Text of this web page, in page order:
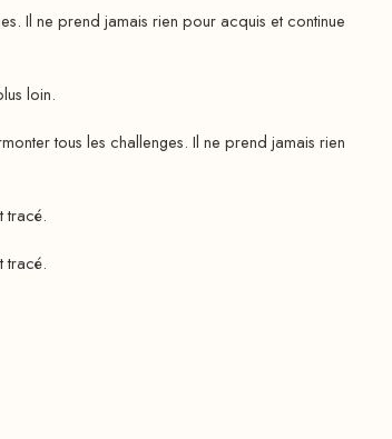
Il ne prend jamais rien pour acquis et continue
loin.
tous les challenges. Il ne prend jamais rien
tracé.
tracé.